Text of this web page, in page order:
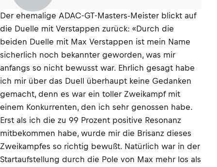
Der ehemalige ADAC-GT-Masters-Meister blickt auf
die Duelle mit Verstappen zurück: «Durch die
beiden Duelle mit Max Verstappen ist mein Name
sicherlich noch bekannter geworden, was mir
anfangs so nicht bewusst war. Ehrlich gesagt habe
ich mir über das Duell überhaupt keine Gedanken
gemacht, denn es war ein toller Zweikampf mit
einem Konkurrenten, den ich sehr genossen habe.
Erst als ich die zu 99 Prozent positive Resonanz
mitbekommen habe, wurde mir die Brisanz dieses
Zweikampfes so richtig bewußt. Natürlich war in der
Startaufstellung durch die Pole von Max mehr los als